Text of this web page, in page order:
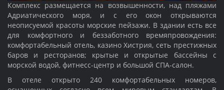
Комплекс размещается на возвышенности, над пляжами
Адриатического моря, и с его окон открываются
неописуемой красоты морские пейзажи. В здании есть все
для комфортного и беззаботного времяпровождения:
комфортабельный отель, казино Хистрия, сеть престижных
баров и ресторанов; крытые и открытые бассейны с
морской водой, фитнесс-центр и большой СПА-салон.
В отеле открыто 240 комфортабельных номеров,